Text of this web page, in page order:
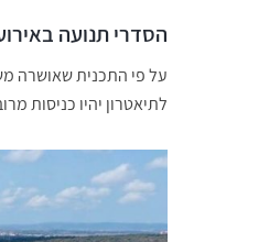
הסדרי תנועה
על פי התכנית שאושרה
לתיאטרון יהיו כניסות